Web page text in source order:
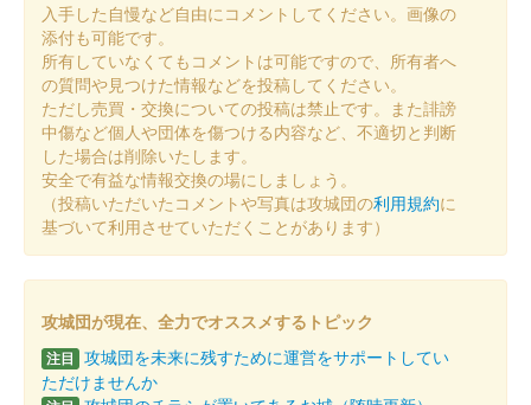
上田城 御城印 令和7年 切り絵秋版 第1版
販売終了
上田城 御城印 令和7年秋版
上田城 御城印 夏限定特別紙版
販売終了
入手した自慢など自由にコメントしてください。画像の
添付も可能です。
所有していなくてもコメントは可能ですので、所有者へ
の質問や見つけた情報などを投稿してください。
ただし売買・交換についての投稿は禁止です。また誹謗
中傷など個人や団体を傷つける内容など、不適切と判断
した場合は削除いたします。
安全で有益な情報交換の場にしましょう。
（投稿いただいたコメントや写真は攻城団の利用規約に
基づいて利用させていただくことがあります）
攻城団が現在、全力でオススメするトピック
注目 攻城団を未来に残すために運営をサポートしてい
ただけませんか